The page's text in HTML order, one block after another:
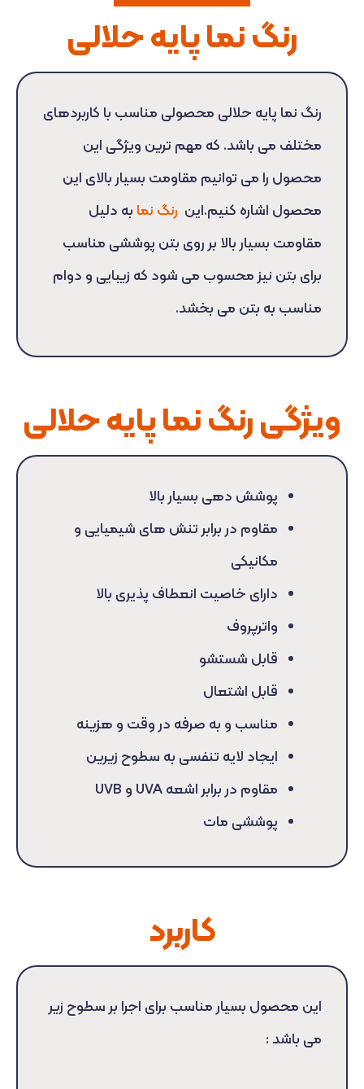
رنگ نما پایه حلالی
رنگ نما پایه حلالی محصولی مناسب با کاربردهای
مختلف می باشد. که مهم ترین ویژگی این
محصول را می توانیم مقاومت بسیار بالای این
محصول اشاره کنیم.این رنگ نما به دلیل
مقاومت بسیار بالا بر روی بتن پوششی مناسب
برای بتن نیز محسوب می شود که زیبایی و دوام
مناسب به بتن می بخشد.
ویژگی رنگ نما پایه حلالی
پوشش دهی بسیار بالا
مقاوم در برابر تنش های شیمیایی و
مکانیکی
دارای خاصیت انعطاف پذیری بالا
واترپروف
قابل شستشو
قابل اشتعال
مناسب و به صرفه در وقت و هزینه
ایجاد لایه تنفسی به سطوح زیرین
مقاوم در برابر اشعه UVA و UVB
پوششی مات
کاربرد
این محصول بسیار مناسب برای اجرا بر سطوح زیر
می باشد :